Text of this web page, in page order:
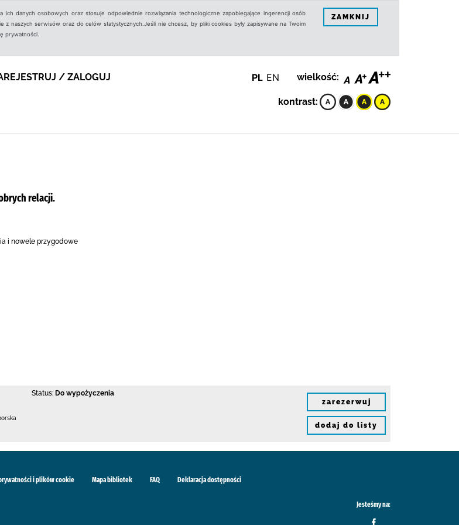
danych osobowych oraz stosuje odpowiednie rozwiązania technologiczne zapobiegające ingerencji osób
naszych serwisów oraz do celów statystycznych.Jeśli nie chcesz, by pliki cookies były zapisywane na Twoim
prywatności.
ZAMKNIJ
/ ZALOGUJ PL EN wielkość:
kontrast:
relacji.
i nowele przygodowe
Status: Do wypożyczenia
zarezerwuj
dodaj do listy
i plików cookie Mapa bibliotek FAQ Deklaracja dostępności
Jesteśmy na: